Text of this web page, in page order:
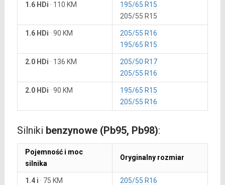
1.6 HDi · 110 KM
195/65 R15
205/55 R15
1.6 HDi · 90 KM
205/55 R16
195/65 R15
2.0 HDi · 136 KM
205/50 R17
205/55 R16
2.0 HDi · 90 KM
195/65 R15
205/55 R16
Silniki benzynowe (Pb95, Pb98):
Pojemność i moc
silnika
Oryginalny rozmiar
1.4 i · 75 KM
205/55 R16